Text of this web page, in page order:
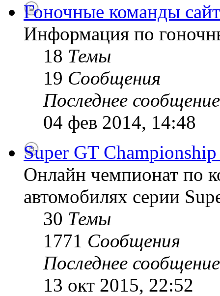
Гоночные команды
Информация по
18 Темы
19 Сообщения
Последнее сообщение
04 фев 2014, 14:48
Super GT
Онлайн чемпионат по
автомобилях серии
30 Темы
1771 Сообщения
Последнее сообщение
13 окт 2015, 22:52